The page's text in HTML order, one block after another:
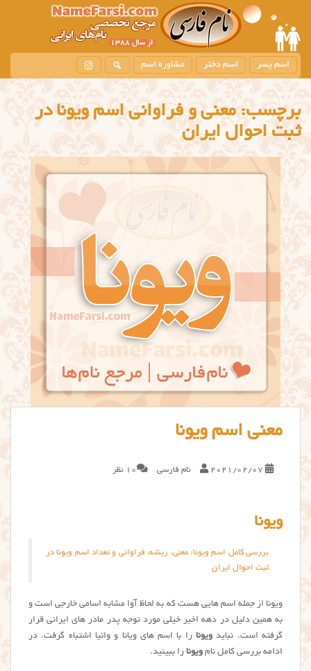
m
i
c
n
t
اسم پسر اسم دختر مشاوره اسم
برچسب:معنی و فراوانی اسم ویونا در
ثبت احوال ایران
معنی اسم ویونا
2021/02/07 نام فارسی 10 نظر
ویونا
بررسی کامل اسم ويونا: معنی، ریشه، فراوانی و تعداد اسم ویونا در
ثبت احوال ایران
ویونا از جمله اسم هایی هست که به لحاظ آوا مشابه اسامی خارجی است و
به همین دلیل در دهه اخیر خیلی مورد توجه پدر مادر های ایرانی قرار
گرفته است. نباید ویونا را با اسم های ویانا و وانیا اشتباه گرفت. در
ادامه بررسی کامل نام ويونا را ببینید.